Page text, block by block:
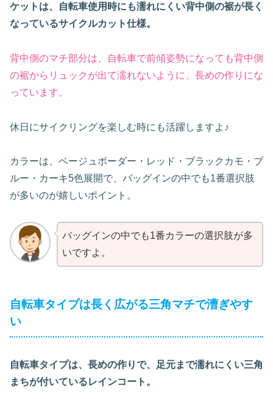
ケットは、自転車使用時にも濡れにくい背中側の裾が長く
なっているサイクルカット仕様。
背中側のマチ部分は、自転車で前傾姿勢になっても背中側
の裾からリュックが出て濡れないように、長めの作りにな
っています。
休日にサイクリングを楽しむ時にも活躍しますよ♪
カラーは、ベージュボーダー・レッド・ブラックカモ・ブ
ルー・カーキ5色展開で、バッグインの中でも1番選択肢
が多いのが嬉しいポイント。
バッグインの中でも1番カラーの選択肢が多
いですよ。
自転車タイプは長く広がる三角マチで漕ぎやす
い
自転車タイプは、長めの作りで、足元まで濡れにくい三角
まちが付いているレインコート。